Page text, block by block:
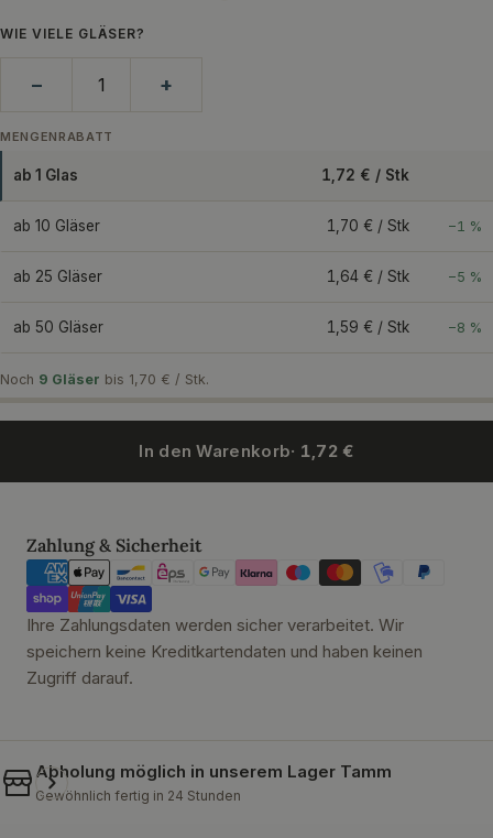
WIE VIELE GLÄSER?
− +
MENGENRABATT
ab 1 Glas 1,72 € / Stk
ab 10 Gläser 1,70 € / Stk −1 %
ab 25 Gläser 1,64 € / Stk −5 %
ab 50 Gläser 1,59 € / Stk −8 %
Noch 9 Gläser bis 1,70 € / Stk.
In den Warenkorb· 1,72 €
Zahlung & Sicherheit
Zahlungsmethoden
Ihre Zahlungsdaten werden sicher verarbeitet. Wir
speichern keine Kreditkartendaten und haben keinen
Zugriff darauf.
Abholung möglich in unserem Lager Tamm
Gewöhnlich fertig in 24 Stunden